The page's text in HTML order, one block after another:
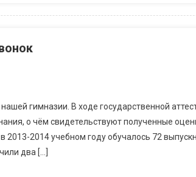
гимназии. В ходе государственной
о чём свидетельствуют полученные
2013-2014 учебном году обучалось 72
два […]